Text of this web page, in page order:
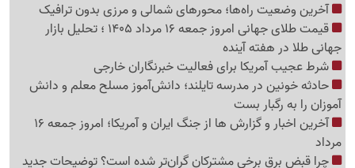
آخرین وضعیت راه‌ها؛ محورهای شمالی و مرزی بدون ترافیک
قیمت طلای جهانی امروز جمعه 16 مرداد 1405 ؛ تحلیل بازار
جهانی طلا در هفته آینده
شرط عجیب آمریکا برای فعالیت خبرنگاران خارجی
حادثه خونین در مدرسه تایلند؛ دانش‌آموز مسلح معلم و دانش
آموزان را به رگبار بست
آخرین اخبار و گزارش ها از جنگ ایران و آمریکا؛ امروز جمعه 16
مرداد
چرا قبض برق برخی مشترکان گران‌تر شده است؟ توضیحات جدید